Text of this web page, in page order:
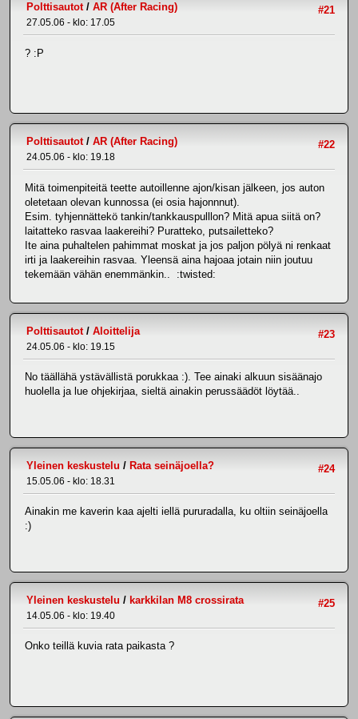
#21
Polttisautot/ AR (After Racing)
27.05.06 - klo: 17.05
? :P
#22
Polttisautot/ AR (After Racing)
24.05.06 - klo: 19.18
Mitä toimenpiteitä teette autoillenne ajon/kisan jälkeen, jos auton
oletetaan olevan kunnossa (ei osia hajonnnut).
Esim. tyhjennättekö tankin/tankkauspulllon? Mitä apua siitä on?
laitatteko rasvaa laakereihi? Puratteko, putsailetteko?
Ite aina puhaltelen pahimmat moskat ja jos paljon pölyä ni renkaat
irti ja laakereihin rasvaa. Yleensä aina hajoaa jotain niin joutuu
tekemään vähän enemmänkin.. :twisted:
#23
Polttisautot/ Aloittelija
24.05.06 - klo: 19.15
No täällähä ystävällistä porukkaa :). Tee ainaki alkuun sisäänajo
huolella ja lue ohjekirjaa, sieltä ainakin perussäädöt löytää..
#24
Yleinen keskustelu / Rata seinäjoella?
15.05.06 - klo: 18.31
Ainakin me kaverin kaa ajelti iellä pururadalla, ku oltiin seinäjoella
:)
#25
Yleinen keskustelu / karkkilan M8 crossirata
14.05.06 - klo: 19.40
Onko teillä kuvia rata paikasta ?